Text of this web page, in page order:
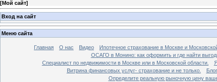
[Мой сайт]
Вход на сайт
Меню сайта
Главная О нас Видео
Ипотечное страхование в Москве и
ОСАГО в Монино: как оформить и где найти
Специалист по недвижимости в Москве или в Московской области.
Витрина финансовых услуг- страхование и не только.
Блог
Определите реальную рыночную цену